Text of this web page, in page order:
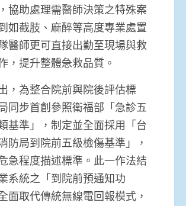
協助處理需醫師決策之特殊案
如截肢、麻醉等高度專業處置
醫師更可直接出勤至現場與救
，提升整體急救品質。
，為整合院前與院後評估標
同步首創參照衛福部「急診五
基準」，制定並全面採用「台
防局到院前五級檢傷基準」，
急程度描述標準。此一作法結
系統之「到院前預通知功
面取代傳統無線電回報模式，